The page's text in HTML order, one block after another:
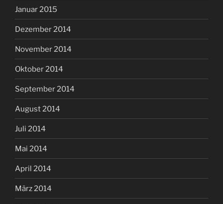
Januar 2015
Dezember 2014
November 2014
Oktober 2014
September 2014
August 2014
Juli 2014
Mai 2014
April 2014
März 2014